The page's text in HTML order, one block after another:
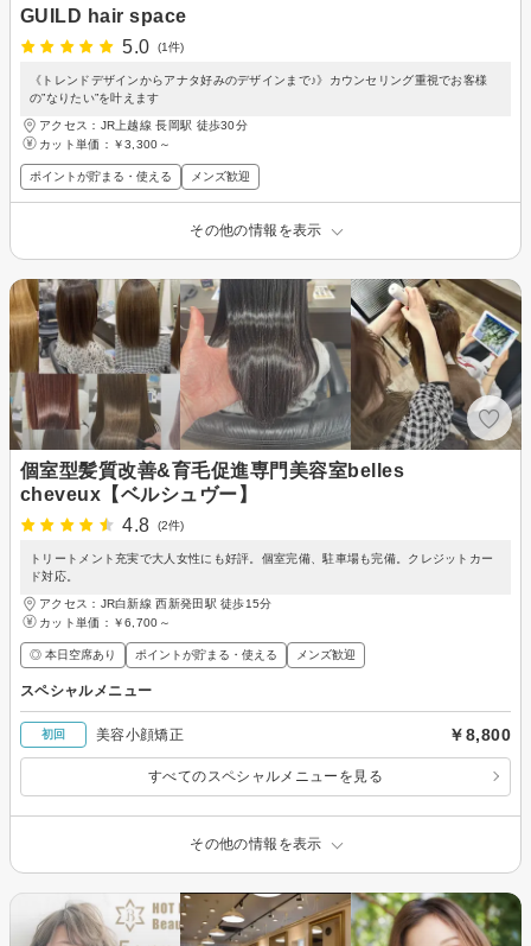
GUILD hair space
5.0
(1件)
《トレンドデザインからアナタ好みのデザインまで♪》カウンセリング重視でお客様
の”なりたい”を叶えます
アクセス：JR上越線 長岡駅 徒歩30分
カット単価： ￥3,300～
ポイントが貯まる・使える メンズ歓迎
その他の情報を表示
個室型髪質改善&育毛促進専門美容室belles
cheveux【ベルシュヴー】
4.8
(2件)
トリートメント充実で大人女性にも好評。個室完備、駐車場も完備。クレジットカー
ド対応。
アクセス：JR白新線 西新発田駅 徒歩15分
カット単価： ￥6,700～
◎ 本日空席あり ポイントが貯まる・使える メンズ歓迎
スペシャルメニュー
初回 美容小顔矯正 ￥8,800
すべてのスペシャルメニューを見る
その他の情報を表示